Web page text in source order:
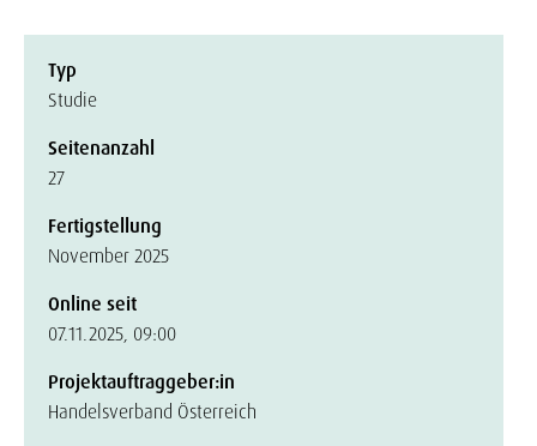
Typ
Studie
Seitenanzahl
27
Fertigstellung
November 2025
Online seit
07.11.2025, 09:00
Projektauftraggeber:in
Handelsverband Österreich